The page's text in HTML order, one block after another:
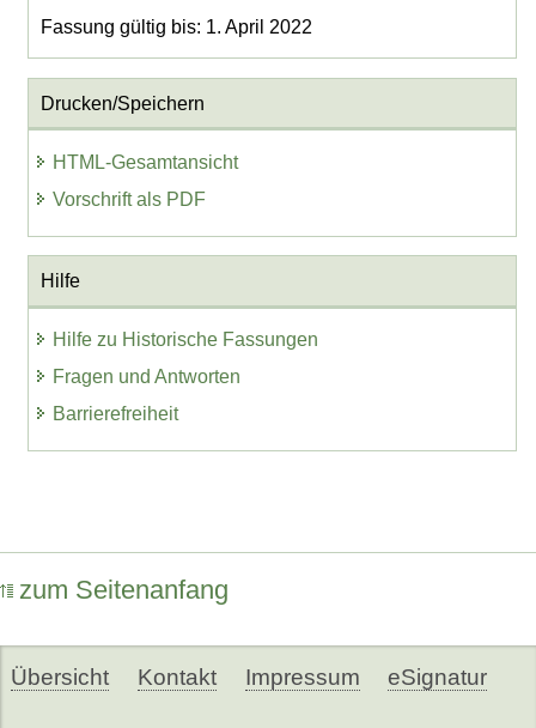
Fassung gültig bis: 1. April 2022
Drucken/Speichern
HTML-Gesamtansicht
Vorschrift als PDF
Hilfe
Hilfe zu Historische Fassungen
Fragen und Antworten
Barrierefreiheit
zum Seitenanfang
Übersicht Kontakt Impressum eSignatur